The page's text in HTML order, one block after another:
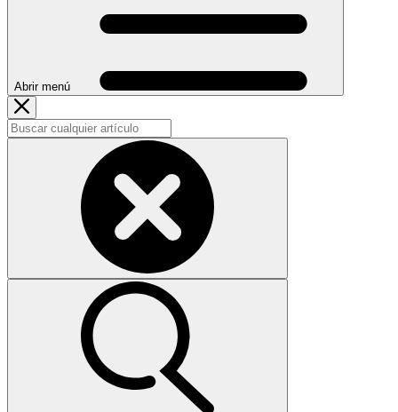
Abrir menú